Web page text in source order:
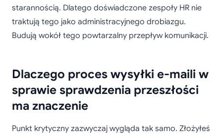
starannością. Dlatego doświadczone zespoły HR nie
traktują tego jako administracyjnego drobiazgu.
Budują wokół tego powtarzalny przepływ komunikacji.
Dlaczego proces wysyłki e-maili w
sprawie sprawdzenia przeszłości
ma znaczenie
Punkt krytyczny zazwyczaj wygląda tak samo. Złożyłeś